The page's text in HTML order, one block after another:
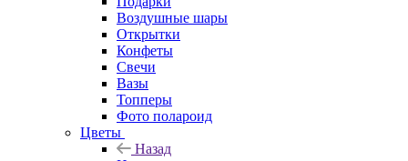
Воздушные шары
Открытки
Конфеты
Свечи
Вазы
Топперы
Фото полароид
Цветы
Назад